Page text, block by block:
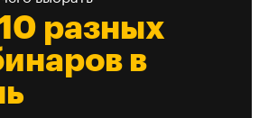
разных
в